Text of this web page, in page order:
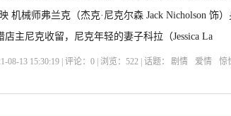
机械师弗兰克（杰克·尼克尔森 Jack Nicholson 饰
店主尼克收留，尼克年轻的妻子科拉（Jessica La
08-13 15:30:19 | 评论：0 | 浏览：522 | 话题： 剧情 爱情 惊